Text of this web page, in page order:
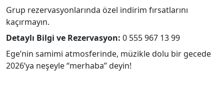
Grup rezervasyonlarında özel indirim fırsatlarını
kaçırmayın.
Detaylı Bilgi ve Rezervasyon: 0 555 967 13 99
Ege’nin samimi atmosferinde, müzikle dolu bir gecede
2026’ya neşeyle “merhaba” deyin!